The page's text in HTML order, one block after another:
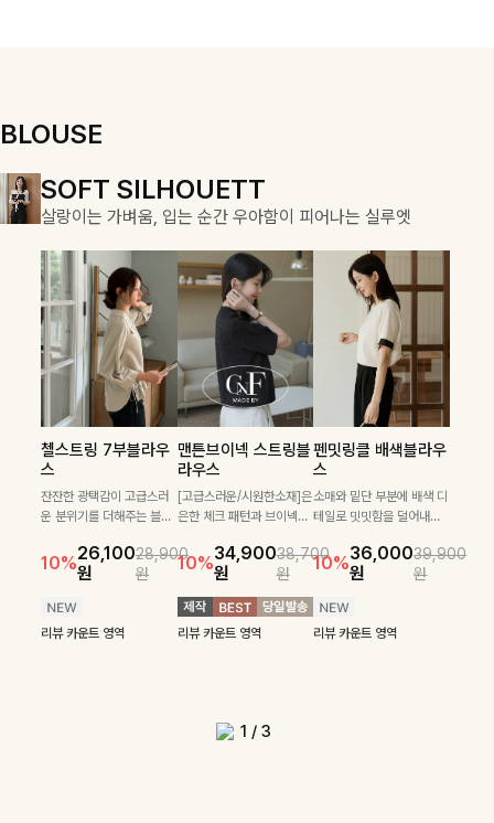
BLOUSE
SOFT SILHOUETT
살랑이는 가벼움, 입는 순간 우아함이 피어나는 실루엣
첼스트링 7부블라우
스
잔잔한 광택감이 고급스러
운 분위기를 더해주는 블라
프릴 밑단이 자연스럽게 실
루엣을 살려주며, 여유로운
스러운 무드를 완성해준답
니다 🤍
10%26,100
원
28,900
원
리뷰 카운트 영역
맨튼브이넥 스트링블
라우스
[고급스러운/시원한소재]은
은한 체크 패턴과 브이넥으
로 고급스러운 디테일을 넣
었으며 밑단스트링으로 핏
을 더욱 깔끔하게 잡아주는
블라우스예요 :)
10%34,900
원
38,700
원
리뷰 카운트 영역
펜밋링클 배색블라우
스
소매와 밑단 부분에 배색 디
테일로 밋밋함을 덜어내고
클 소재로 구김 걱정없이 즐
길 수 있는 블라우스랍니
10%36,000
원
39,900
원
리뷰 카운트 영역
COZY ESSENTIAL
매일의 일상을 부드럽게 감싸줄 니트 컬렉션
켐펜던트 꽈배기니트
꽈배기 짜임에 미니 펜던트
로 센스있는 아웃핏을 완성
해주는 반팔니트예요- 소프
방 소재로 누구나 부담없이
입기 좋아요
15%원
원
리뷰 카운트 영역
칠스트라이프 카라7
부니트
[골드버튼/클래식무드🤍]
스트라이프 패턴으로 데일
이템입니다 카라넥 디자인
으로 깔끔한 이미지로 만들
어 주는 7부 니트입니다 ~
10%31,900
원
35,400
원
리뷰 카운트 영역
폴딘울 골지유넥니트
[여리핏/가벼운착용감]은은
하게 더해진 울 함유 소재로
포근하면서도 가볍게 착용
짜임 디테일이 슬림한 실루
엣을 연출해주며, 부드러운
로 즐기기 좋답니다🤍
10%원
원
리뷰 카운트 영역
DOUBLE THE JOY
함께할 때 더욱 완벽한, 합리적인 선택으로 채우는 즐거움
필첸체크 스트링블라
우스+플레어스커트
SET
[활용도 좋은 투피스]은은한
체크 패턴과 허리 스트링 디
테일이 어우러진 투피스 세트
입니다. 여유로운 상의와 풍
성하게 퍼지는 롱스커트가 자
연스러운 체형 커버는 물론,
단품으로도 다양하게 활용하
42,900
원
49,800
캠릿리본 뷔스티에원
피스+티셔츠SET
[여름코디추천👍]뷔스티에
원피스와 티셔츠가 세트로 구
성되어 코디 고민 없이 완성
도 높은 스타일링을 연출해주
는 아이템 🤍 레이어드한 듯
센스 있는 무드로 데일리하게
편안하게 즐기기 좋아요 ✨
14%39,900
원
46,300
원
리뷰 카운트 영역
테킷미 레터링티셔츠
+반바지SET
[데일리부터 여행룩까지]감
각적인 레터링 티셔츠와 플레
어 핏 반바지가 함께 구성된
세트 아이템으로, 편안하면서
도 캐주얼한 꾸안꾸룩을 완성
해드립니다 ✨🩵
18%29,900
원
36,400
원
리뷰 카운트 영역
1 / 3